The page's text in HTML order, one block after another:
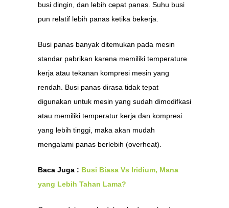
busi dingin, dan lebih cepat panas. Suhu busi
pun relatif lebih panas ketika bekerja.
Busi panas banyak ditemukan pada mesin
standar pabrikan karena memiliki temperature
kerja atau tekanan kompresi mesin yang
rendah. Busi panas dirasa tidak tepat
digunakan untuk mesin yang sudah dimodifkasi
atau memiliki temperatur kerja dan kompresi
yang lebih tinggi, maka akan mudah
mengalami panas berlebih (overheat).
Baca Juga : Busi Biasa Vs Iridium, Mana
yang Lebih Tahan Lama?